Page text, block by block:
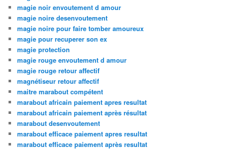
magie noir envoutement d amour
magie noire desenvoutement
magie noire pour faire tomber amoureux
magie pour recuperer son ex
magie protection
magie rouge envoutement d amour
magie rouge retour affectif
magnétiseur retour affectif
maitre marabout compétent
marabout africain paiement apres resultat
marabout africain paiement après résultat
marabout desenvoutement
marabout efficace paiement apres resultat
marabout efficace paiement après resultat